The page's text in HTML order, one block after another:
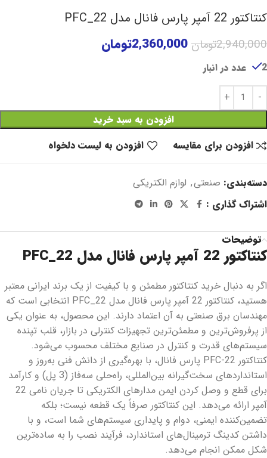
کنتاکتور 22 آمپر پارس فانال مدل PFC_22
2,940,000تومان 2,360,000تومان
2 عدد در انبار
افزودن به سبد خرید
افزودن برای مقایسه
افزودن به لیست دلخواه
دسته‌بندی: صنعتی, لوازم الکتریکی
اشتراک گذاری :
توضیحات
کنتاکتور 22 آمپر پارس فانال مدل PFC_22
اگر به دنبال خرید کنتاکتور مطمئن و با کیفیت از یک برند ایرانی معتبر
هستید، کنتاکتور 22 آمپر پارس فانال مدل PFC_22 انتخابی است که
مهندسان برق صنعتی به آن اعتماد دارند. این محصول، به عنوان یکی
از پرفروش‌ترین و مطمئن‌ترین تجهیزات کنترلی در بازار، قلب تپنده
سیستم‌های قدرت و کنترل در صنایع مختلف محسوب می‌شود.
کنتاکتور PFC-22 پارس فانال، با بهره‌گیری از دانش فنی به‌روز و
استانداردهای سخت‌گیرانه بین‌المللی، راه‌حلی سه‌فاز (3 پل) و کارآمد
برای قطع و وصل کردن ایمن مدارهای الکتریکی تا جریان نامی 22
آمپر ارائه می‌دهد. این کنتاکتور صرفاً یک قطعه نیست؛ بلکه
تضمین‌کننده ایمنی، دوام و پایداری سیستم‌های شما است، و با
داشتن کدینگ ترمینال‌های استاندارد، فرآیند نصب را به ساده‌ترین
شکل ممکن انجام می‌دهد.